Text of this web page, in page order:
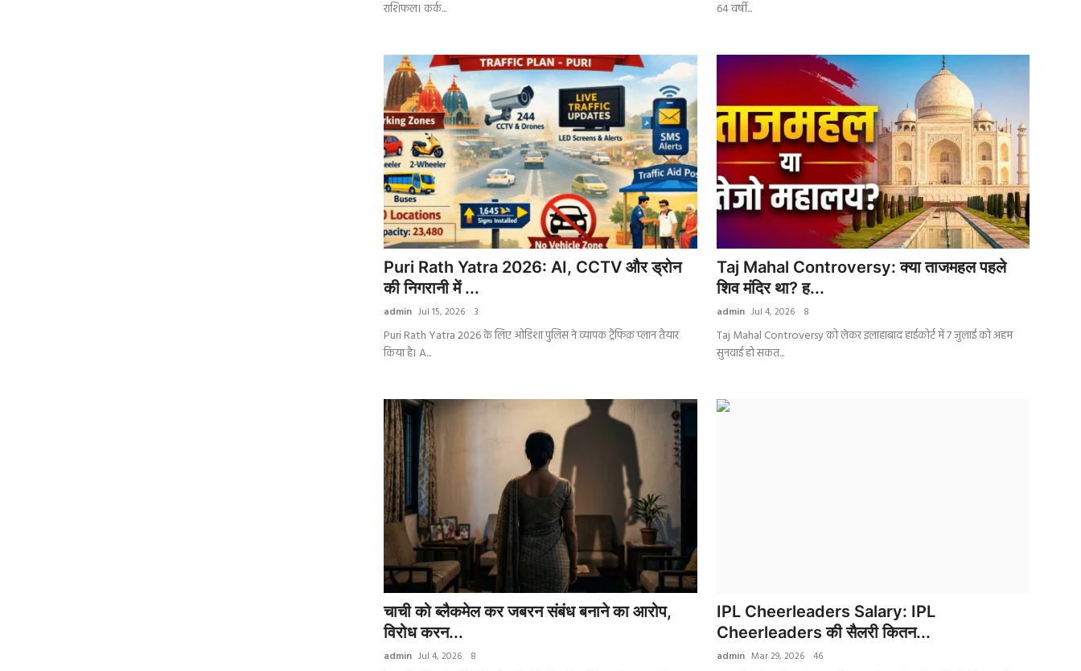
राशिफल। कर्क...
64 वर्षी...
Puri Rath Yatra 2026: AI, CCTV और ड्रोन
की निगरानी में ...
admin Jul 15, 2026 3
Puri Rath Yatra 2026 के लिए ओडिशा पुलिस ने व्यापक ट्रैफिक प्लान तैयार
किया है। A...
Taj Mahal Controversy: क्या ताजमहल पहले
शिव मंदिर था? ह...
admin Jul 4, 2026 8
Taj Mahal Controversy को लेकर इलाहाबाद हाईकोर्ट में 7 जुलाई को अहम
सुनवाई हो सकत...
चाची को ब्लैकमेल कर जबरन संबंध बनाने का आरोप,
विरोध करन...
admin Jul 4, 2026 8
IPL Cheerleaders Salary: IPL
Cheerleaders की सैलरी कितन...
admin Mar 29, 2026 46